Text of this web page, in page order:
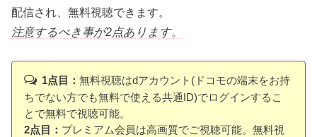
配信され、無料視聴できます。
注意するべき事が2点あります。
1点目： 無料視聴はdアカウント(ドコモの端末をお持
ちでない方でも無料で使える共通ID)でログインするこ
とで無料で視聴可能。
2点目： プレミアム会員は高画質でご視聴可能。無料視